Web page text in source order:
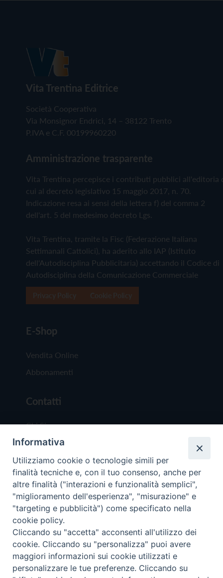
Vita Trentina Editrice
Società Cooperativa
Via Monsignor Endrici, 14 – 38122 Trento
P.IVA e C.F. 00199960220
Amministrazione trasparente
Vita Trentina percepisce i contributi pubblici all'editoria
cui al decreto legislativo 15 maggio 2017, n. 70.
Indicazione resa ai sensi della lettera f) del comma 2
dell'art. 5 del medesimo decreto Lgs.
Vita Trentina, tramite la Fisc (Federazione Italiana
Settimanali Cattolici), ha aderito allo IAP (Istituto
dell'Autodisciplina Pubblicitaria) accettando il Codice di
Autodisciplina della Comunicazione Commerciale
E-Shop
Vendita Online
Abbonamenti
Contatti
Chi Siamo
Redazione
Scrivici
Copyright © 2019 - Tutti i diritti riservati - Vita
Trentina Editrice
Privacy Policy
Torna
Informativa
Utilizziamo cookie o tecnologie simili per
finalità tecniche e, con il tuo consenso, anche per
altre finalità ("interazioni e funzionalità semplici",
"miglioramento dell'esperienza", "misurazione" e
"targeting e pubblicità") come specificato nella
cookie policy.
Cliccando su "accetta" acconsenti all'utilizzo dei
cookie. Cliccando su "personalizza" puoi avere
maggiori informazioni sui cookie utilizzati e
personalizzare le tue preferenze. Cliccando su